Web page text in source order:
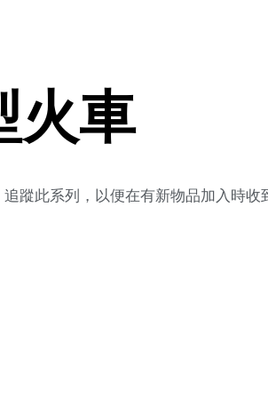
火車
蹤此系列，以便在有新物品加入時收